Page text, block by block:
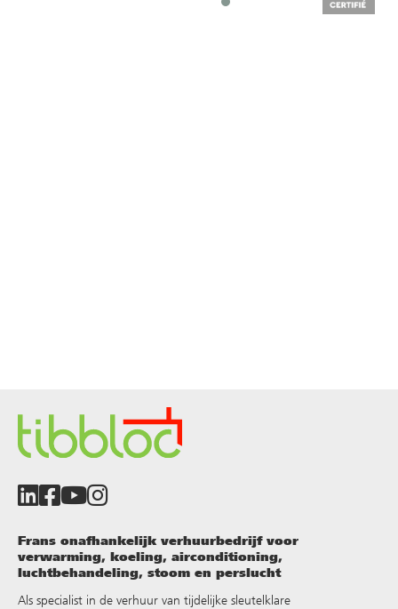
Frans onafhankelijk verhuurbedrijf voor
verwarming, koeling, airconditioning,
luchtbehandeling, stoom en perslucht
Als specialist in de verhuur van tijdelijke sleutelklare